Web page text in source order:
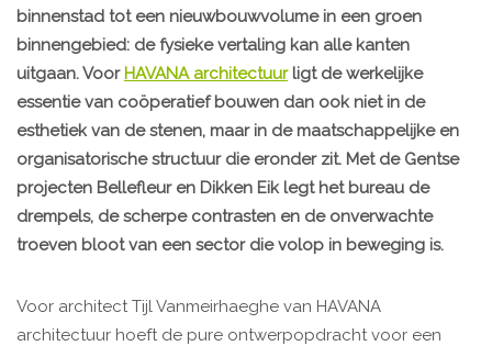
binnenstad tot een nieuwbouwvolume in een groen
binnengebied: de fysieke vertaling kan alle kanten
uitgaan. Voor HAVANA architectuurligt de werkelijke
essentie van coöperatief bouwen dan ook niet in de
esthetiek van de stenen, maar in de maatschappelijke en
organisatorische structuur die eronder zit. Met de Gentse
projecten Bellefleur en Dikken Eik legt het bureau de
drempels, de scherpe contrasten en de onverwachte
troeven bloot van een sector die volop in beweging is.
Voor architect Tijl Vanmeirhaeghe van HAVANA
architectuur hoeft de pure ontwerpopdracht voor een